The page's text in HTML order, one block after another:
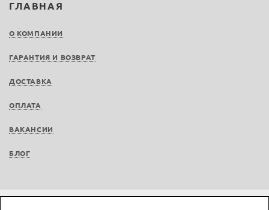
ГЛАВНАЯ
О КОМПАНИИ
ГАРАНТИЯ И ВОЗВРАТ
ДОСТАВКА
ОПЛАТА
ВАКАНСИИ
БЛОГ